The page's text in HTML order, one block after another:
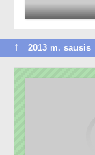
↑ 2013 m. sausis